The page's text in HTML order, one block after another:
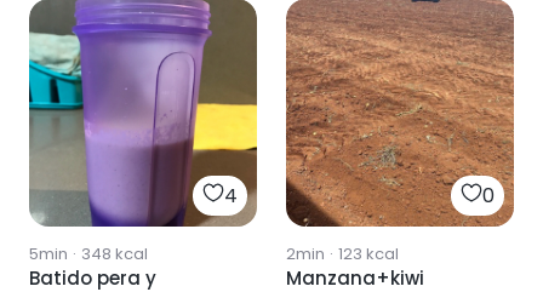
4
5min · 348 kcal
Batido pera y
0
2min · 123 kcal
Manzana+kiwi